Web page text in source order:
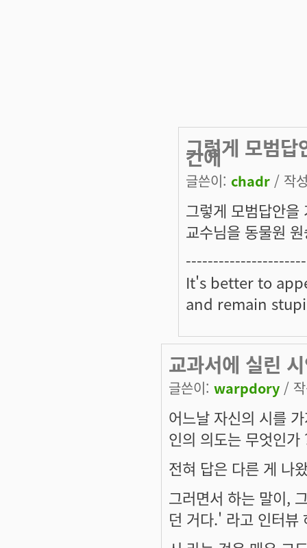
그렇게 모범답
간에
글쓴이: chadr / 작
그렇게 모범답안을
교수님을 동물원
It's better to
and remain
교과서에 실린
글쓴이: warpdory /
어느날 자신의 시를
인의 의도는 무엇인
전혀 답은 다른 게 나
그러면서 하는 말이,
던 거다.' 라고 인터뷰